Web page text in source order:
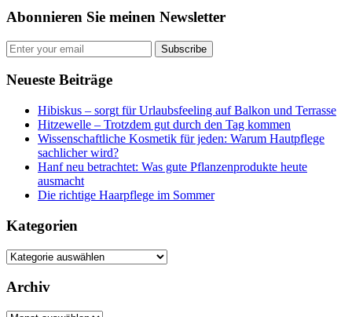
Abonnieren Sie meinen Newsletter
Subscribe
Neueste Beiträge
Hibiskus – sorgt für Urlaubsfeeling auf Balkon und Terrasse
Hitzewelle – Trotzdem gut durch den Tag kommen
Wissenschaftliche Kosmetik für jeden: Warum Hautpflege
sachlicher wird?
Hanf neu betrachtet: Was gute Pflanzenprodukte heute
ausmacht
Die richtige Haarpflege im Sommer
Kategorien
Kategorien
Archiv